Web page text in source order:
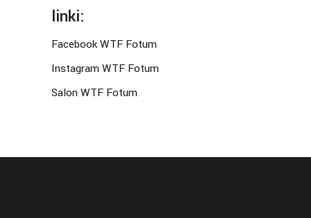
linki:
Facebook WTF Fotum
Instagram WTF Fotum
Salon WTF Fotum